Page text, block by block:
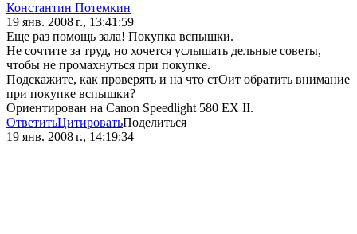
Константин Потемкин
19 янв. 2008 г., 13:41:59
Еще раз помощь зала! Покупка вспышки.
Не сочтите за труд, но хочется услышать дельные советы,
чтобы не промахнуться при покупке.
Подскажите, как проверять и на что стОит обратить внимание
при покупке вспышки?
Ориентирован на Сanon Speedlight 580 EX II.
ОтветитьЦитироватьПоделиться
19 янв. 2008 г., 14:19:34